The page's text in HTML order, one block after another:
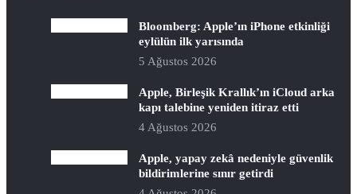
Bloomberg: Apple’ın iPhone etkinliği
eylülün ilk yarısında
5 Ağustos 2026
Apple, Birleşik Krallık’ın iCloud arka
kapı talebine yeniden itiraz etti
4 Ağustos 2026
Apple, yapay zekâ nedeniyle güvenlik
bildirimlerine sınır getirdi